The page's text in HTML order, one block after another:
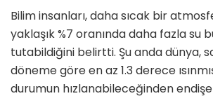
Bilim insanları, daha sıcak bir
yaklaşık %7 oranında daha fazla su
tutabildiğini belirtti. Şu anda dünya,
döneme göre en az 1.3 derece
durumun hızlanabileceğinden